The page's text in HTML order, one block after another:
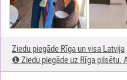
Ziedu piegāde Rīga un visa Latvija
❶ Ziedu piegāde uz Rīga pilsētu.